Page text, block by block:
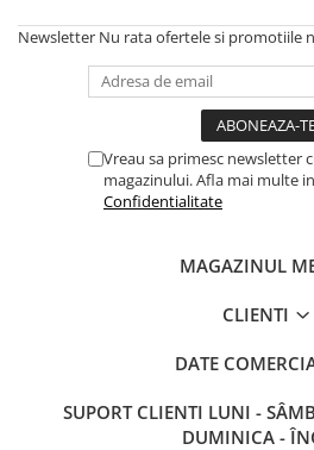
Newsletter Nu rata ofertele si promotiile
Vreau sa primesc newsletter
magazinului. Afla mai multe in
Confidentialitate
MAGAZINUL
CLIENTI
DATE
SUPORT CLIENTI LUNI -
DUMINICA -